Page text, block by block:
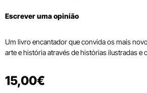
Escrever uma opinião
Um livro encantador que convida os mais
arte e história através de histórias ilustradas e
15,00€